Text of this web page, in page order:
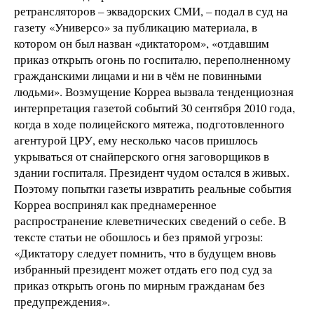
ретрансляторов – эквадорских СМИ, – подал в суд на
газету «Универсо» за публикацию материала, в
котором он был назван «диктатором», «отдавшим
приказ открыть огонь по госпиталю, переполненному
гражданскими лицами и ни в чём не повинными
людьми». Возмущение Корреа вызвала тенденциозная
интерпретация газетой событий 30 сентября 2010 года,
когда в ходе полицейского мятежа, подготовленного
агентурой ЦРУ, ему несколько часов пришлось
укрываться от снайперского огня заговорщиков в
здании госпиталя. Президент чудом остался в живых.
Поэтому попытки газеты извратить реальные события
Корреа воспринял как преднамеренное
распространение клеветнических сведений о себе. В
тексте статьи не обошлось и без прямой угрозы:
«Диктатору следует помнить, что в будущем вновь
избранный президент может отдать его под суд за
приказ открыть огонь по мирным гражданам без
предупреждения».